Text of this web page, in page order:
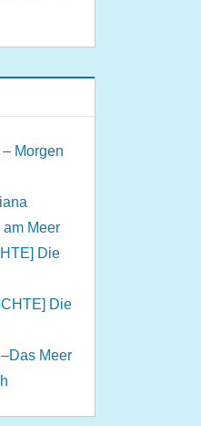
Morgen
Meer
Die
Die
Meer